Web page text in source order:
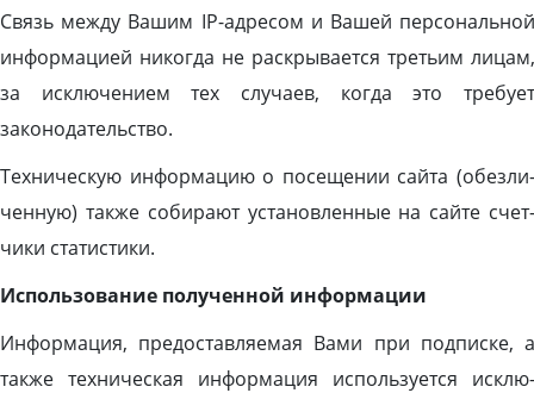
Связь между Вашим IP-адресом и Вашей персональной
информацией никогда не раскрывается третьим лицам,
за исключением тех случаев, когда это требует
законодательство.
Тех­ни­чес­кую ин­форма­цию о по­сеще­нии сай­та (обез­ли­
чен­ную) так­же со­бира­ют ус­та­нов­ленные на сай­те счет­
чи­ки ста­тис­ти­ки.
Ис­поль­зо­вание по­лучен­ной ин­форма­ции
Ин­форма­ция, пре­дос­тавля­емая Ва­ми при под­писке, а
так­же тех­ни­чес­кая ин­форма­ция ис­поль­зу­ет­ся ис­клю­